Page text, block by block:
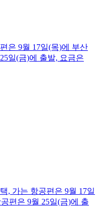
은 9월 17일(목)에 부산
일(금)에 출발, 요금은
, 가는 항공편은 9월 17일
편은 9월 25일(금)에 출